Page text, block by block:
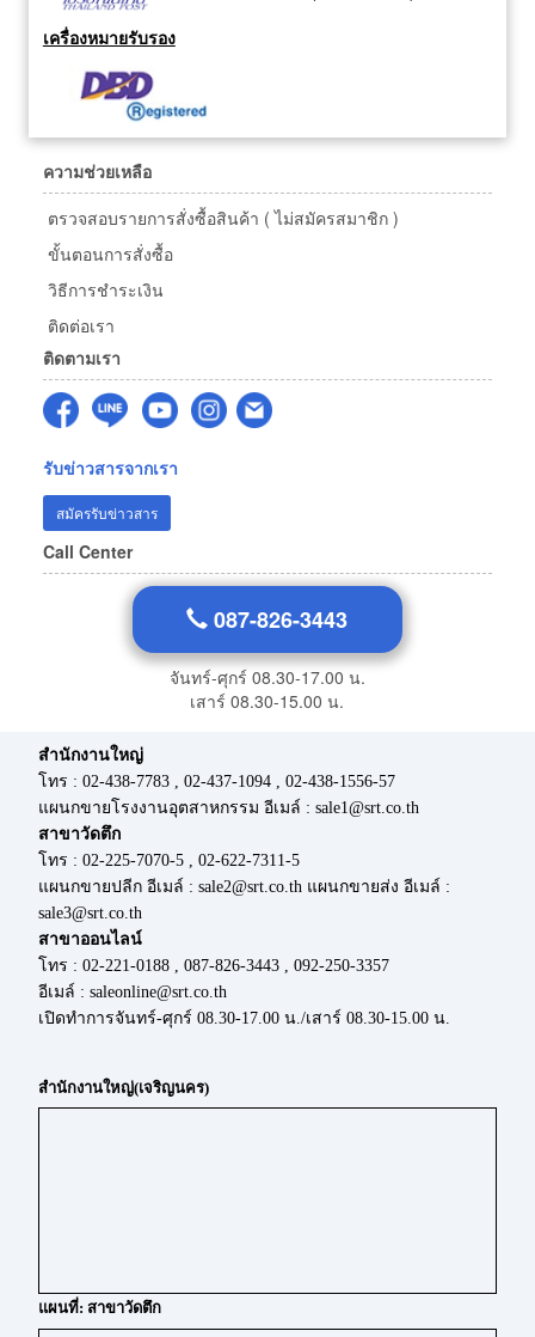
เครื่องหมายรับรอง
ความช่วยเหลือ
ตรวจสอบรายการสั่งซื้อสินค้า ( ไม่สมัครสมาชิก )
ขั้นตอนการสั่งซื้อ
วิธีการชำระเงิน
ติดต่อเรา
ติดตามเรา
รับข่าวสารจากเรา
สมัครรับข่าวสาร
Call Center
087-826-3443
จันทร์-ศุกร์ 08.30-17.00 น.
เสาร์ 08.30-15.00 น.
สำนักงานใหญ่
โทร : 02-438-7783 , 02-437-1094 , 02-438-1556-57
แผนกขายโรงงานอุตสาหกรรม อีเมล์ : sale1@srt.co.th
สาขาวัดตึก
โทร : 02-225-7070-5 , 02-622-7311-5
แผนกขายปลีก อีเมล์ : sale2@srt.co.th แผนกขายส่ง อีเมล์ :
sale3@srt.co.th
สาขาออนไลน์
โทร : 02-221-0188 , 087-826-3443 , 092-250-3357
อีเมล์ : saleonline@srt.co.th
เปิดทำการจันทร์-ศุกร์ 08.30-17.00 น./เสาร์ 08.30-15.00 น.
สำนักงานใหญ่(เจริญนคร)
แผนที่: สาขาวัดตึก